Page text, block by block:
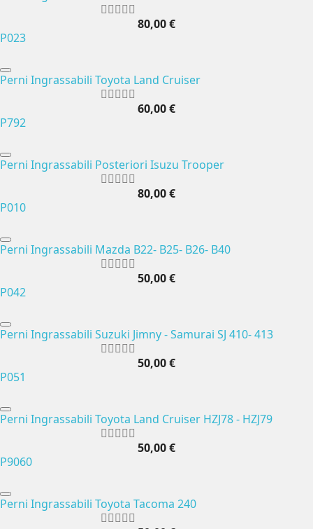
80,00 €
P023
Perni Ingrassabili Toyota Land Cruiser
60,00 €
P792
Perni Ingrassabili Posteriori Isuzu Trooper
80,00 €
P010
Perni Ingrassabili Mazda B22- B25- B26- B40
50,00 €
P042
Perni Ingrassabili Suzuki Jimny - Samurai SJ 410- 413
50,00 €
P051
Perni Ingrassabili Toyota Land Cruiser HZJ78 - HZJ79
50,00 €
P9060
Perni Ingrassabili Toyota Tacoma 240